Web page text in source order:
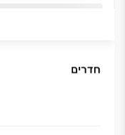
חדרים